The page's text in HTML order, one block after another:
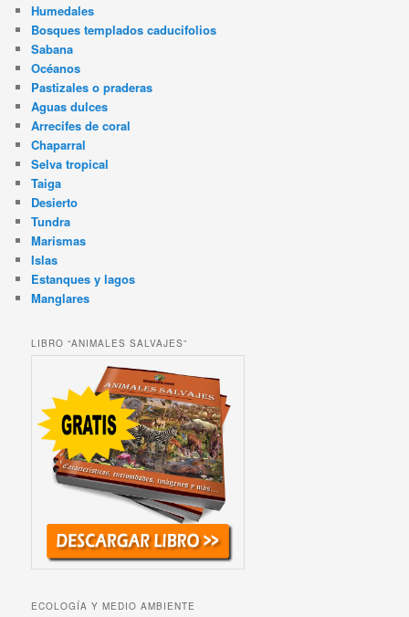
Humedales
Bosques templados caducifolios
Sabana
Océanos
Pastizales o praderas
Aguas dulces
Arrecifes de coral
Chaparral
Selva tropical
Taiga
Desierto
Tundra
Marismas
Islas
Estanques y lagos
Manglares
LIBRO “ANIMALES SALVAJES”
ECOLOGÍA Y MEDIO AMBIENTE